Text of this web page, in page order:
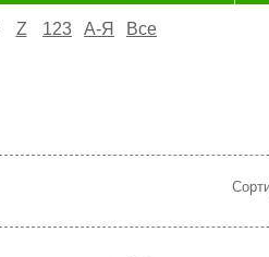
Z 123 А-Я Все